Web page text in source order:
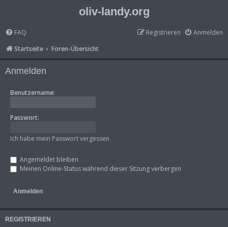
oliv-landy.org
FAQ Anmelden
Registrieren
Startseite
Foren-Übersicht
Anmelden
Benutzername:
Passwort:
Ich habe mein Passwort vergessen
Angemeldet bleiben
Meinen Online-Status während dieser Sitzung verbergen
REGISTRIEREN